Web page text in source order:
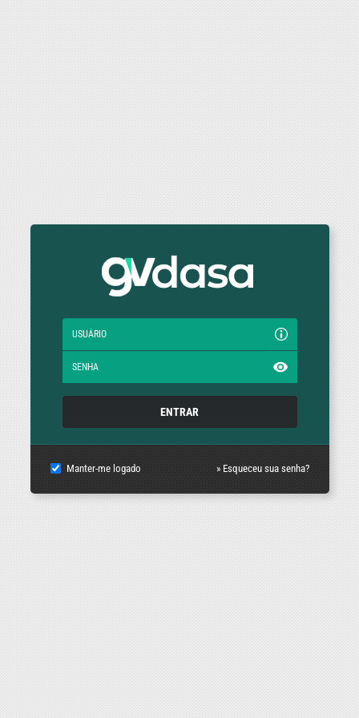
ENTRAR
Manter-me logado » Esqueceu sua senha?